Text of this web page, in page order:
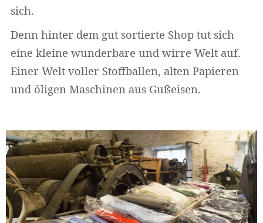
sich.
Denn hinter dem gut sortierte Shop tut sich
eine kleine wunderbare und wirre Welt auf.
Einer Welt voller Stoffballen, alten Papieren
und öligen Maschinen aus Gußeisen.